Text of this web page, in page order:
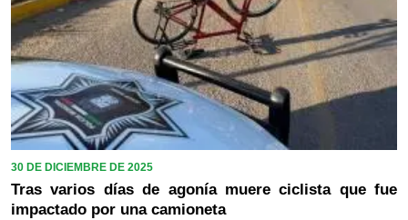
30 DE DICIEMBRE DE 2025
Tras varios días de agonía muere ciclista que fue
impactado por una camioneta